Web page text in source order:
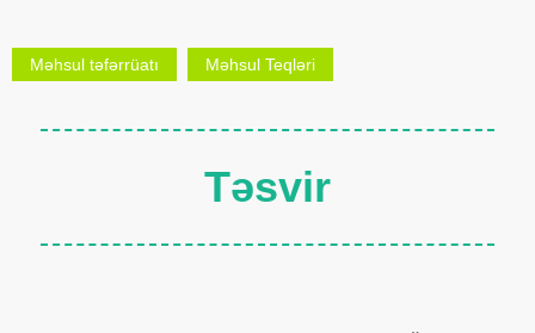
Məhsul təfərrüatı Məhsul Teqləri
Təsvir